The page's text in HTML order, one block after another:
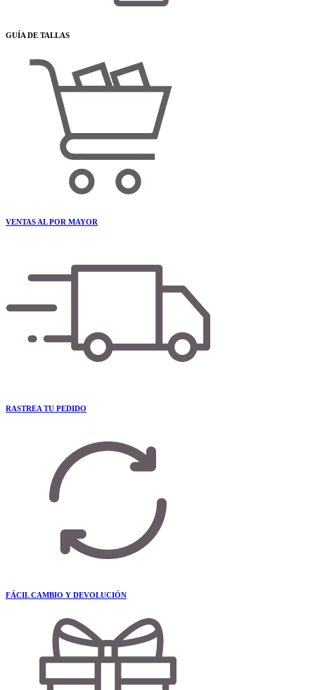
GUÍA DE TALLAS
VENTAS AL POR MAYOR
RASTREA TU PEDIDO
FÁCIL CAMBIO Y DEVOLUCIÓN